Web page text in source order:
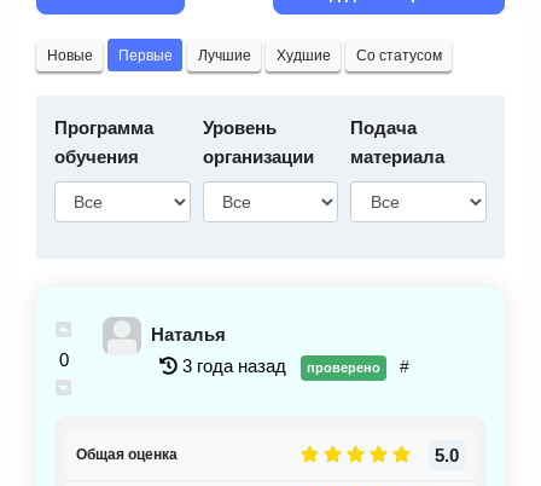
Новые Первые Лучшие Худшие Со статусом
Программа
обучения
Уровень
организации
Подача
материала
0
Наталья
3 года назад
проверено #
5.0
Общая оценка